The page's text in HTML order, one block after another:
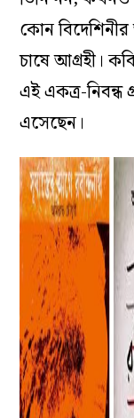
কোন
চাষে আগ্রহী।
এই একত্র-নিবন্ধ
এসেছেন।